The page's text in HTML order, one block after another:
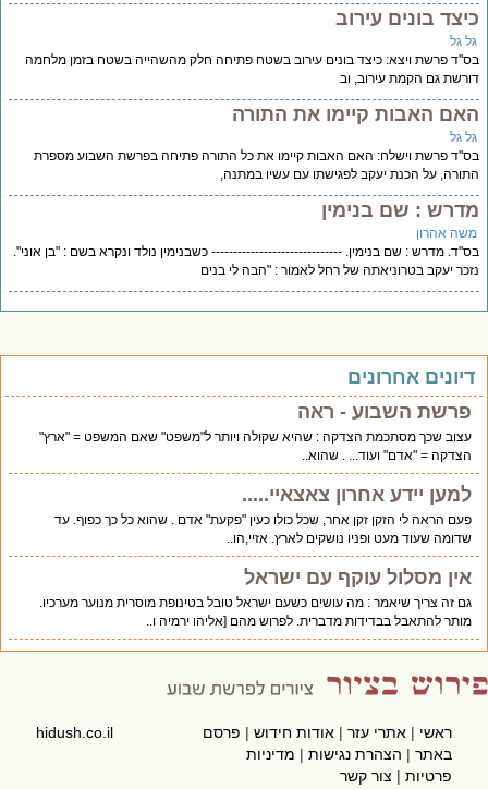
בונים עירוב
גל
פרשת ויצא: כיצד בונים עירוב בשטח פתיחה חלק מהשהייה בשטח בזמן מלחמה
גם הקמת עירוב, וב
האבות קיימו את התורה
גל
פרשת וישלח: האם האבות קיימו את כל התורה פתיחה בפרשת השבוע מספרת
על הכנת יעקב לפגישתו עם עשיו במתנה,
: שם בנימין
אהרון
מדרש : שם בנימין. ------------------------------ כשבנימין נולד ונקרא בשם : "בן אוני".
יעקב בטרוניאתה של רחל לאמור : "הבה לי בנים
אחרונים
פרשת השבוע - ראה
עצוב שכך מסתכמת הצדקה : שהיא שקולה ויותר ל"משפט" שאם המשפט = "ארץ"
הצדקה = "אדם" ועוד... . שהוא..
למען יידע אחרון צאצאיי.....
פעם הראה לי הזקן זקן אחר, שכל כולו כעין "פקעת" אדם . שהוא כל כך כפוף. עד
שדומה שעוד מעט ופניו נושקים לארץ. אזיי,הו..
אין מסלול עוקף עם ישראל
גם זה צריך שיאמר : מה עושים כשעם ישראל טובל בטינופת מוסרית מנוער מערכיו.
מותר להתאבל בבדידות מדברית. לפרוש מהם [אליהו ירמיה ו..
ראשי|אתרי עזר|אודות חידוש|פרסם
באתר|הצהרת נגישות|מדיניות
פרטיות|צור קשר
hidush.co.il